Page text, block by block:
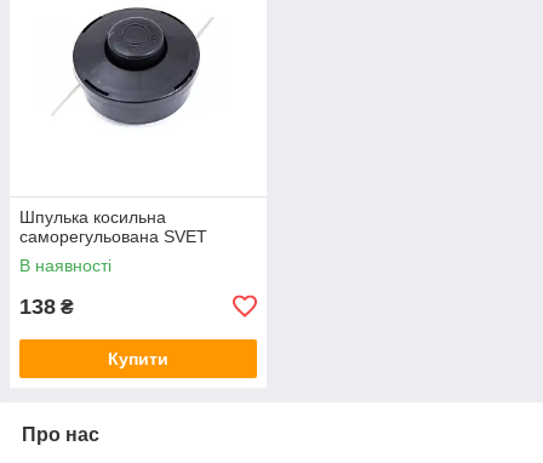
Шпулька косильна
саморегульована SVET
В наявності
138 ₴
Купити
Про нас